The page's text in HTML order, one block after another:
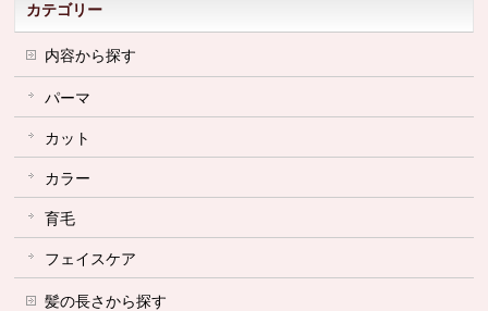
カテゴリー
内容から探す
パーマ
カット
カラー
育毛
フェイスケア
髪の長さから探す